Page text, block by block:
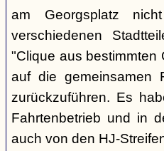
am Georgsplatz
verschiedenen
"Clique aus bestimmten
auf die gemeinsamen
zurückzuführen. Es
Fahrtenbetrieb und in
auch von den HJ-